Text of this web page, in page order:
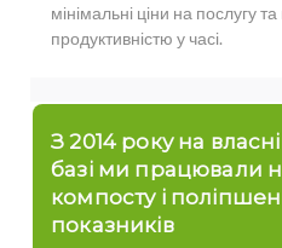
мінімальні ціни на послугу
продуктивністю у часі.
З 2014 року на
базі ми працювали
компосту і
показників